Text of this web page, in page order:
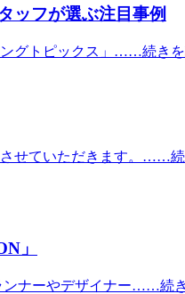
ッフが選ぶ注目事例
ングトピックス」……続き
せていただきます。……
」
ンナーやデザイナー……続